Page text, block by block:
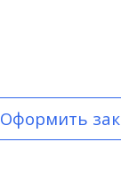
Оформить